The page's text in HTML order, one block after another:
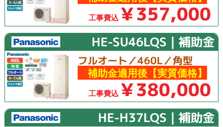
工事費込 ￥357,000
HE-SU46LQS｜補助金
フルオート／460L／角型
補助金適用後【実質価格】
工事費込 ￥380,000
HE-H37LQS｜補助金